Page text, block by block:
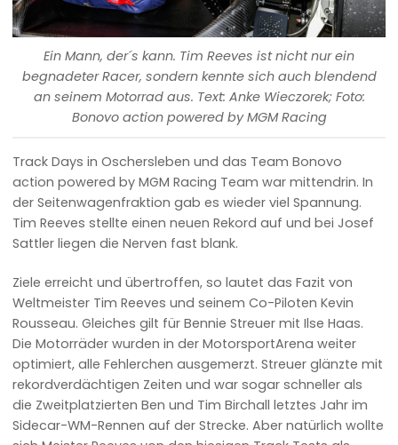
Ein Mann, der´s kann. Tim Reeves ist nicht nur ein
begnadeter Racer, sondern kennte sich auch blendend
an seinem Motorrad aus. Text: Anke Wieczorek; Foto:
Bonovo action powered by MGM Racing
Track Days in Oschersleben und das Team Bonovo
action powered by MGM Racing Team war mittendrin. In
der Seitenwagenfraktion gab es wieder viel Spannung.
Tim Reeves stellte einen neuen Rekord auf und bei Josef
Sattler liegen die Nerven fast blank.
Ziele erreicht und übertroffen, so lautet das Fazit von
Weltmeister Tim Reeves und seinem Co-Piloten Kevin
Rousseau. Gleiches gilt für Bennie Streuer mit Ilse Haas.
Die Motorräder wurden in der MotorsportArena weiter
optimiert, alle Fehlerchen ausgemerzt. Streuer glänzte mit
rekordverdächtigen Zeiten und war sogar schneller als
die Zweitplatzierten Ben und Tim Birchall letztes Jahr im
Sidecar-WM-Rennen auf der Strecke. Aber natürlich wollte